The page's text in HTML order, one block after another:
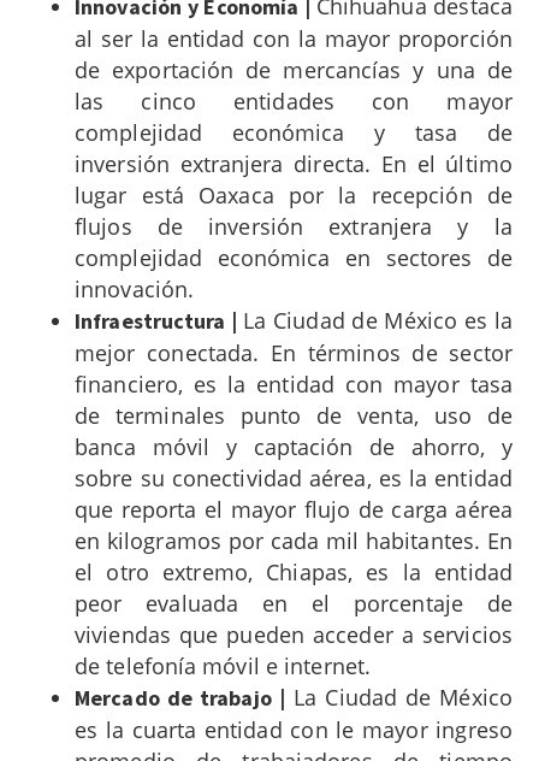
Innovación y Economía | Chihuahua destaca
al ser la entidad con la mayor proporción
de exportación de mercancías y una de
las cinco entidades con mayor
complejidad económica y tasa de
inversión extranjera directa. En el último
lugar está Oaxaca por la recepción de
flujos de inversión extranjera y la
complejidad económica en sectores de
innovación.
Infraestructura | La Ciudad de México es la
mejor conectada. En términos de sector
financiero, es la entidad con mayor tasa
de terminales punto de venta, uso de
banca móvil y captación de ahorro, y
sobre su conectividad aérea, es la entidad
que reporta el mayor flujo de carga aérea
en kilogramos por cada mil habitantes. En
el otro extremo, Chiapas, es la entidad
peor evaluada en el porcentaje de
viviendas que pueden acceder a servicios
de telefonía móvil e internet.
Mercado de trabajo | La Ciudad de México
es la cuarta entidad con le mayor ingreso